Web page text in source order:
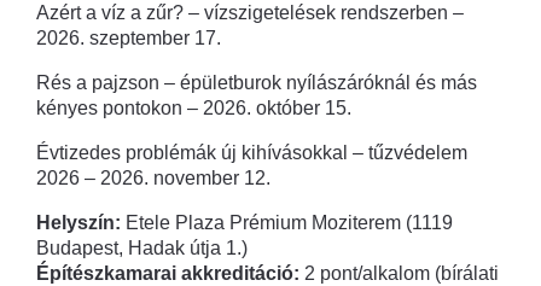
Azért a víz a zűr? – vízszigetelések rendszerben –
2026. szeptember 17.
Rés a pajzson – épületburok nyílászáróknál és más
kényes pontokon – 2026. október 15.
Évtizedes problémák új kihívásokkal – tűzvédelem
2026 – 2026. november 12.
Helyszín: Etele Plaza Prémium Moziterem (1119
Budapest, Hadak útja 1.)
Építészkamarai akkreditáció: 2 pont/alkalom (bírálati